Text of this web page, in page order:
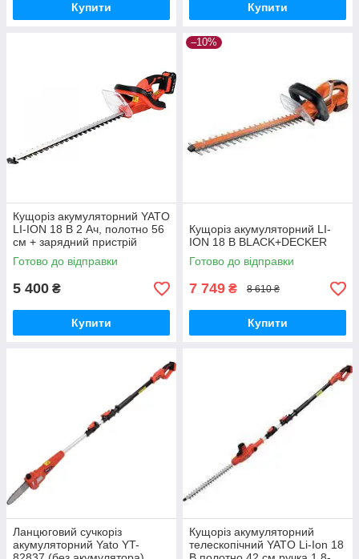
Купити Купити
Кущоріз акумуляторний YATO
LI-ION 18 В 2 Ач, полотно 56
см + зарядний пристрій
Готово до відправки
5 400 ₴
Купити
–10%
Кущоріз акумуляторний LI-
ION 18 В BLACK+DECKER
Готово до відправки
7 749 ₴ 8 610 ₴
Купити
Ланцюговий сучкоріз
акумуляторний Yato YT-
Кущоріз акумуляторний
телескопічний YATO Li-Ion 18